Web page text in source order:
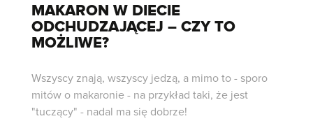
MAKARON W DIECIE
ODCHUDZAJĄCEJ – CZY TO
MOŻLIWE?
Wszyscy znają, wszyscy jedzą, a mimo to - sporo
mitów o makaronie - na przykład taki, że jest
"tuczący" - nadal ma się dobrze!